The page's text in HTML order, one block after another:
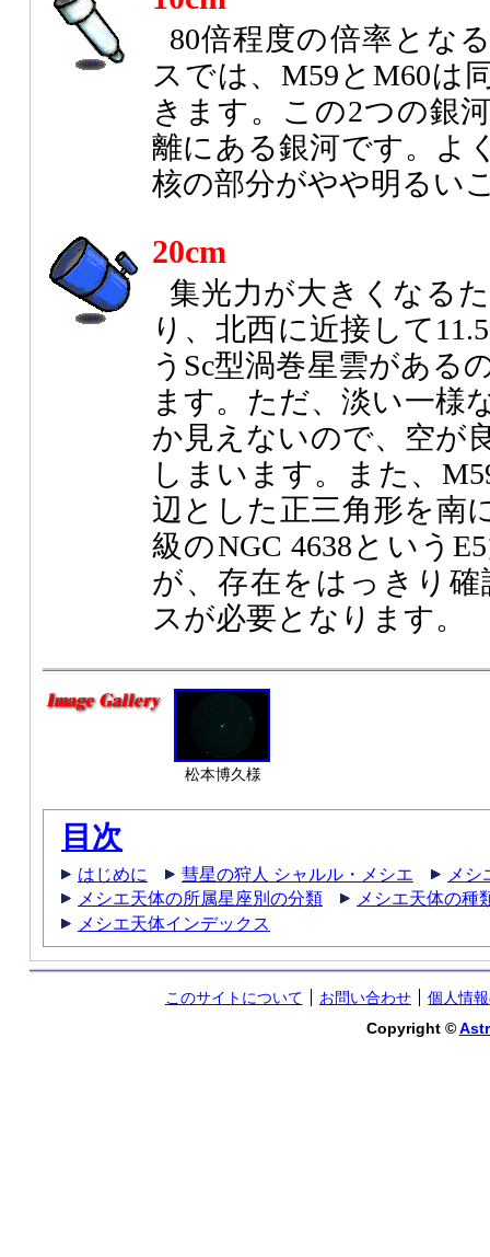
80倍程度の倍率とな
スでは、M59とM60は
きます。この2つの銀
離にある銀河です。よ
核の部分がやや明るい
20cm
集光力が大きくなる
り、北西に近接して
うSc型渦巻星雲がある
ます。ただ、淡い一様
か見えないので、空が
しまいます。また、
辺とした正三角形を南
級のNGC 4638という
が、存在をはっきり確
スが必要となります。
松本博久様
目次
はじめに 彗星の狩人 シャルル・メシエ
メシ
メシエ天体の所属星座別の分類
メシエ天体の種
メシエ天体インデックス
このサイトについて お問い合わせ
個人情
Copyright ©